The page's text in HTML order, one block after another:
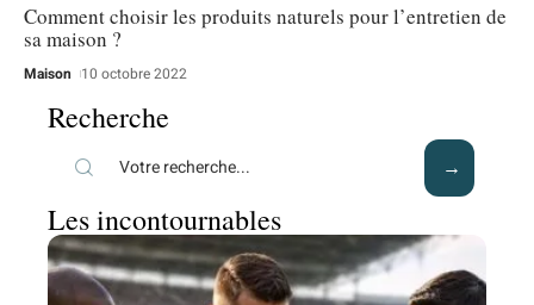
Comment choisir les produits naturels pour l’entretien de
sa maison ?
Maison 10 octobre 2022
Recherche
Les incontournables